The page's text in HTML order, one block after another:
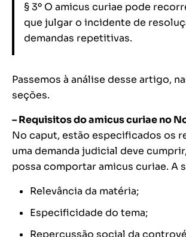
§ 3º O amicus curiae pode
que julgar o incidente de
demandas repetitivas.
Passemos à análise desse artigo,
seções.
– Requisitos do amicus curiae no
No caput, estão especificados os
uma demanda judicial deve
possa comportar amicus curiae. A
Relevância da matéria;
Especificidade do tema;
Repercussão social da